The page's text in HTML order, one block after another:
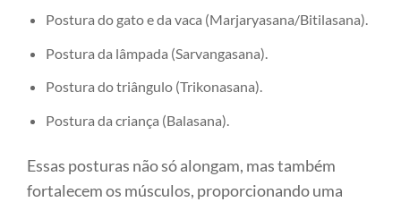
Postura do gato e da vaca (Marjaryasana/Bitilasana).
Postura da lâmpada (Sarvangasana).
Postura do triângulo (Trikonasana).
Postura da criança (Balasana).
Essas posturas não só alongam, mas também
fortalecem os músculos, proporcionando uma